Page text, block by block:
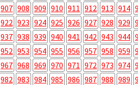
907 908 909 910 911 912 913 914
922 923 924 925 926 927 928 929
937 938 939 940 941 942 943 944
952 953 954 955 956 957 958 959
967 968 969 970 971 972 973 974
982 983 984 985 986 987 988 989